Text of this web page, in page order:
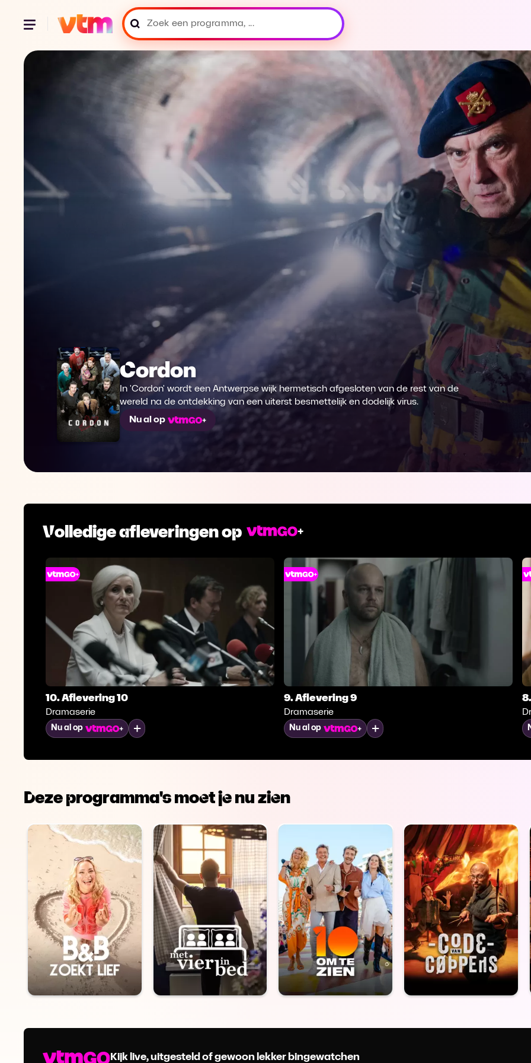
Oeps, browser niet ondersteund
Voor je onze programma's gaat ontdekken,
best je browser updaten of hieronder één
van de ondersteunde browsers
downloaden.
Google Chrome Download
Firefox Download
Download
Microsoft Edge
Download
Cordon
In 'Cordon' wordt een Antwerpse wijk hermetisch afgesloten van de rest van de
wereld na de ontdekking van een uiterst besmettelijk en dodelijk virus.
Nu al op
Volledige afleveringen op
10. Aflevering 10
Dramaserie
Nu al op
9. Aflevering 9
Dramaserie
Nu al op
Deze programma's moet je nu zien
Kijk live, uitgesteld of gewoon lekker bingewatchen